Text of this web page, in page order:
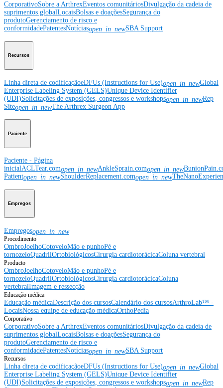
CorporativoSobre a ArthrexEventos comunitáriosDivulgação da cadeia de
suprimentos globalLocaisBolsas e doaçõesSegurança do
produtoGerenciamento de risco e
conformidadePatentesNotíciasopen_in_newSBA Support
Recursos
Linha direta de codificaçãoeDFUs (Instructions for Use)open_in_newGlobal
Enterprise Labeling System (GELS)Unique Device Identifier
(UDI)Solicitações de exposições, congressos e workshopsopen_in_newRep
Siteopen_in_newThe Arthrex Surgeon App
Paciente
Paciente - Página
inicialACLTear.comopen_in_newAnkleSprain.comopen_in_new
Patientopen_in_newShoulderReplacement.comopen_in_new
Empregos
Empregosopen_in_new
Procedimento
OmbroJoelhoCotoveloMão e punhoPé e
tornozeloQuadrilOrtobiológicosCirurgia cardiotorácicaColuna vertebral
Producto
OmbroJoelhoCotoveloMão e punhoPé e
tornozeloQuadrilOrtobiológicosCirurgia cardiotorácicaColuna
vertebralImagem e ressecção
Educação médica
Educação médicaDescrição dos cursosCalendário dos cursosArthroLab™ -
LocaisNossa equipe de educação médicaOrthoPedia
Corporativo
CorporativoSobre a ArthrexEventos comunitáriosDivulgação da cadeia de
suprimentos globalLocaisBolsas e doaçõesSegurança do
produtoGerenciamento de risco e
conformidadePatentesNotíciasopen_in_newSBA Support
Recursos
Linha direta de codificaçãoeDFUs (Instructions for Use)open_in_newGlobal
Enterprise Labeling System (GELS)Unique Device Identifier
(UDI)Solicitações de exposições, congressos e workshopsopen_in_newRep